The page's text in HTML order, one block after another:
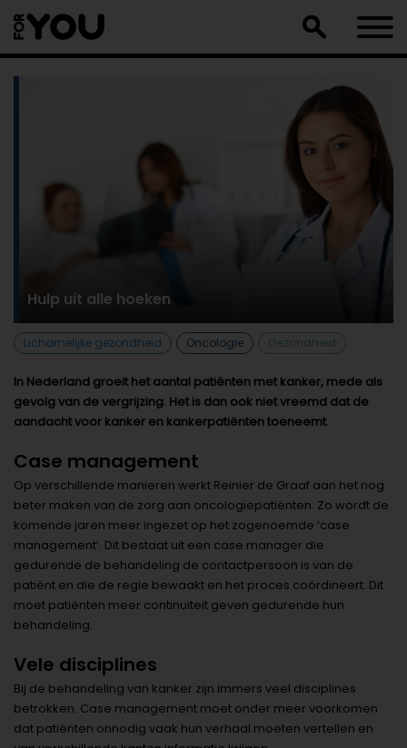
naar
artikel
Hulp uit alle hoeken
Lichamelijke gezondheid Oncologie Gezondheid
In Nederland groeit het aantal patiënten met kanker, mede als
gevolg van de vergrijzing. Het is dan ook niet vreemd dat de
aandacht voor kanker en kankerpatiënten toeneemt.
Case management
Op verschillende manieren werkt Reinier de Graaf aan het nog
beter maken van de zorg aan oncologiepatiënten. Zo wordt de
komende jaren meer ingezet op het zogenoemde ‘case
management’. Dit bestaat uit een case manager die
gedurende de behandeling de contactpersoon is van de
patiënt en die de regie bewaakt en het proces coördineert. Dit
moet patiënten meer continuïteit geven gedurende hun
behandeling.
Vele disciplines
Bij de behandeling van kanker zijn immers veel disciplines
betrokken. Case management moet onder meer voorkomen
dat patiënten onnodig vaak hun verhaal moeten vertellen en